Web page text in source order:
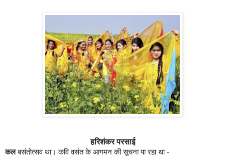
हरिशंकर परसाई
कल बसंतोत्सव था। कवि वसंत के आगमन की सूचना पा रहा था-